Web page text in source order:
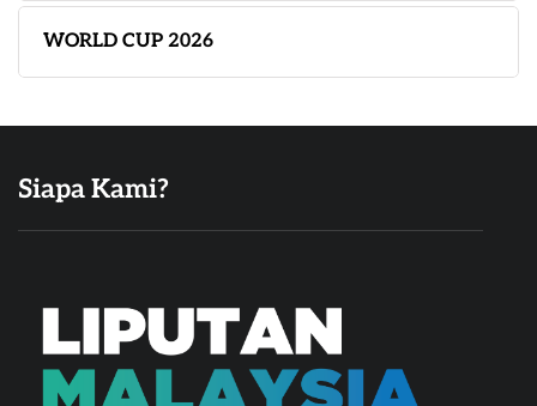
WORLD CUP 2026
Siapa Kami?